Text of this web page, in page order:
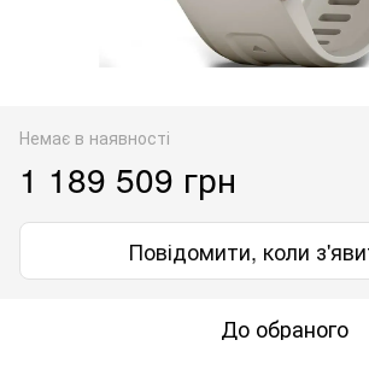
Немає в наявності
1 189 509 грн
Повідомити, коли
До обраного